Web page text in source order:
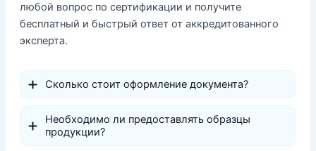
любой вопрос по сертификации и получите
бесплатный и быстрый ответ от аккредитованного
эксперта.
Сколько стоит оформление документа?
Необходимо ли предоставлять образцы
продукции?